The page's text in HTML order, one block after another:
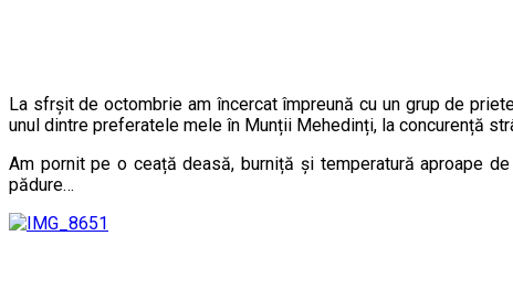
La sfrșit de octombrie am încercat împreună cu un grup de prieteni să ajungem pe Vârful lui Stan. Nu am ajuns, din lipsa de timp, dar drumeția a fost foarte faină. Iar traseul acesta a devenit
unul dintre preferatele mele în Munții Mehedinți, la concurență
Am pornit pe o ceață deasă, burniță și temperatură aproape
pădure…